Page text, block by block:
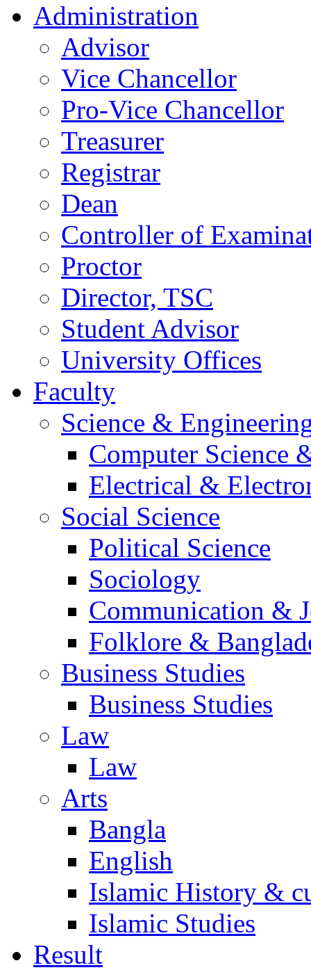
Administration
Advisor
Vice Chancellor
Pro-Vice Chancellor
Treasurer
Registrar
Dean
Controller of
Proctor
Director, TSC
Student Advisor
University Offices
Faculty
Science &
Computer Science
Electrical &
Social Science
Political Science
Sociology
Communication &
Folklore &
Business Studies
Business Studies
Law
Law
Arts
Bangla
English
Islamic History &
Islamic Studies
Result